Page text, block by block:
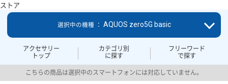
ストア
アクセサリー
トップ
カテゴリ別
に探す
フリーワード
で探す
選択中の機種 ： AQUOS zero5G basic
こちらの商品は選択中のスマートフォンには対応していません。